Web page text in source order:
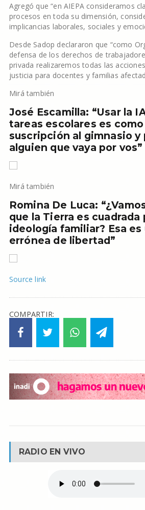
Agregó que “en AIEPA consideramos
procesos en toda su dimensión,
implicancias laborales, sociales y
Desde Sadop declararon que “como
defensa de los derechos de
privada realizaremos todas las
justicia para docentes y familias
Mirá también
José Escamilla: “Usar la
tareas escolares es
suscripción al gimnasio y
alguien que vaya por vos”
Mirá también
Romina De Luca:
que la Tierra es cuadrada
ideología familiar? Esa es
errónea de libertad”
Source link
COMPARTIR:
RADIO EN VIVO